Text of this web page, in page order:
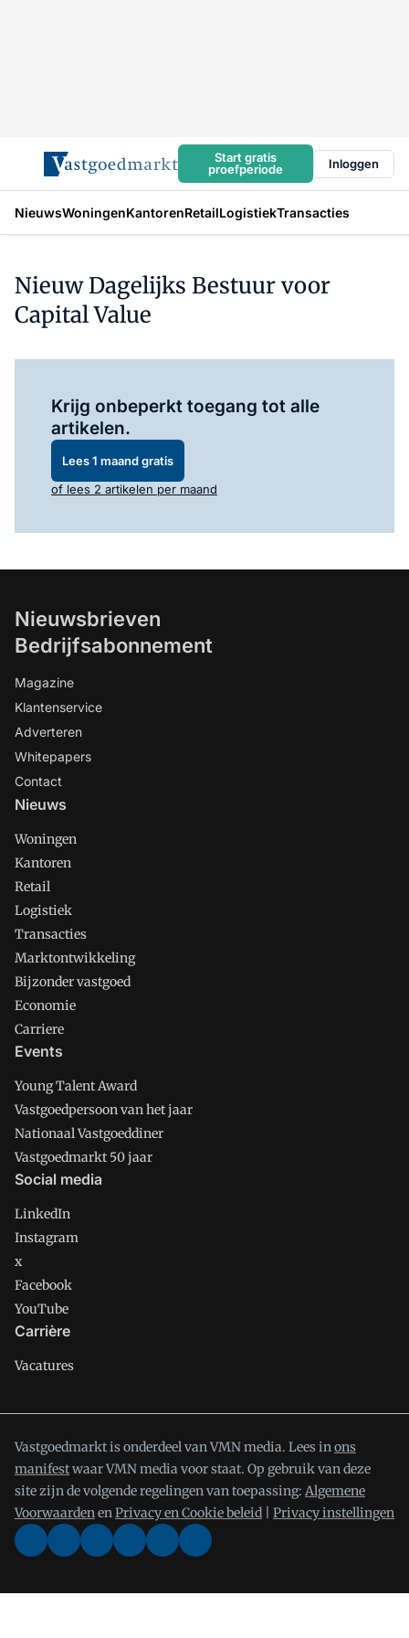
Start gratis
proefperiode
Inloggen
NieuwsWoningenKantorenRetailLogistiekTransacties
Nieuw Dagelijks Bestuur voor
Capital Value
Krijg onbeperkt toegang tot alle
artikelen.
Lees 1 maand gratis
of lees 2 artikelen per maand
Nieuwsbrieven
Bedrijfsabonnement
Magazine
Klantenservice
Adverteren
Whitepapers
Contact
Nieuws
Woningen
Kantoren
Retail
Logistiek
Transacties
Marktontwikkeling
Bijzonder vastgoed
Economie
Carriere
Events
Young Talent Award
Vastgoedpersoon van het jaar
Nationaal Vastgoeddiner
Vastgoedmarkt 50 jaar
Social media
LinkedIn
Instagram
x
Facebook
YouTube
Carrière
Vacatures
Vastgoedmarkt is onderdeel van VMN media. Lees inons
manifestwaar VMN media voor staat. Op gebruik van deze
site zijn de volgende regelingen van toepassing: Algemene
VoorwaardenenPrivacy en Cookie beleid Privacy instellingen